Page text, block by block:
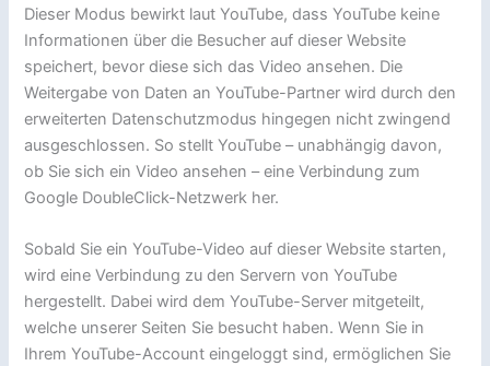
Dieser Modus bewirkt laut YouTube, dass YouTube keine
Informationen über die Besucher auf dieser Website
speichert, bevor diese sich das Video ansehen. Die
Weitergabe von Daten an YouTube-Partner wird durch den
erweiterten Datenschutzmodus hingegen nicht zwingend
ausgeschlossen. So stellt YouTube – unabhängig davon,
ob Sie sich ein Video ansehen – eine Verbindung zum
Google DoubleClick-Netzwerk her.
Sobald Sie ein YouTube-Video auf dieser Website starten,
wird eine Verbindung zu den Servern von YouTube
hergestellt. Dabei wird dem YouTube-Server mitgeteilt,
welche unserer Seiten Sie besucht haben. Wenn Sie in
Ihrem YouTube-Account eingeloggt sind, ermöglichen Sie